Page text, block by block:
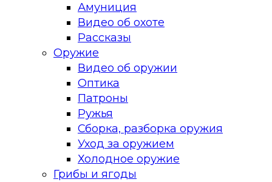
Амуниция
Видео об охоте
Рассказы
Оружие
Видео об оружии
Оптика
Патроны
Ружья
Сборка, разборка оружия
Уход за оружием
Холодное оружие
Грибы и ягоды